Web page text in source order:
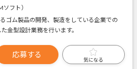
フト）
ゴム製品の開発、製造をしている企業での
金型設計業務を行います。
応募する
気になる